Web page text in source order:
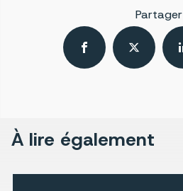
Partager
À lire également